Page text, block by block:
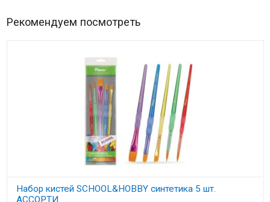
Рекомендуем посмотреть
Набор кистей SCHOOL&HOBBY синтетика 5 шт.
АССОРТИ